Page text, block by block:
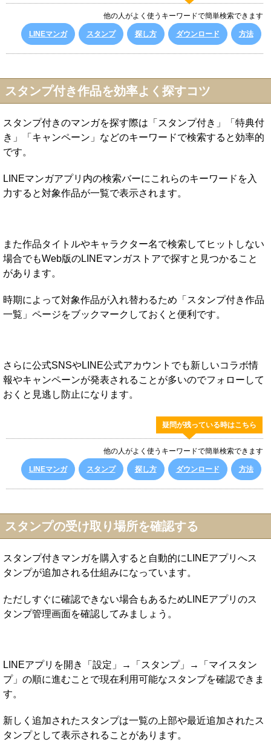
他の人がよく使うキーワードで簡単検索できます
LINEマンガ スタンプ 探し方 ダウンロード 方法
スタンプ付き作品を効率よく探すコツ
スタンプ付きのマンガを探す際は「スタンプ付き」「特典付
き」「キャンペーン」などのキーワードで検索すると効率的
です。
LINEマンガアプリ内の検索バーにこれらのキーワードを入
力すると対象作品が一覧で表示されます。
また作品タイトルやキャラクター名で検索してヒットしない
場合でもWeb版のLINEマンガストアで探すと見つかること
があります。
時期によって対象作品が入れ替わるため「スタンプ付き作品
一覧」ページをブックマークしておくと便利です。
さらに公式SNSやLINE公式アカウントでも新しいコラボ情
報やキャンペーンが発表されることが多いのでフォローして
おくと見逃し防止になります。
疑問が残っている時はこちら
他の人がよく使うキーワードで簡単検索できます
LINEマンガ スタンプ 探し方 ダウンロード 方法
スタンプの受け取り場所を確認する
スタンプ付きマンガを購入すると自動的にLINEアプリへス
タンプが追加される仕組みになっています。
ただしすぐに確認できない場合もあるためLINEアプリのス
タンプ管理画面を確認してみましょう。
LINEアプリを開き「設定」→「スタンプ」→「マイスタン
プ」の順に進むことで現在利用可能なスタンプを確認できま
す。
新しく追加されたスタンプは一覧の上部や最近追加されたス
タンプとして表示されることがあります。